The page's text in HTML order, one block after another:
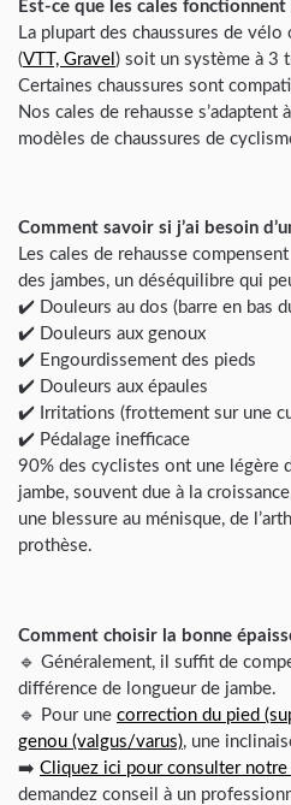
Est-ce que les cales fonctionnent
La plupart des chaussures de
(VTT, Gravel ) soit un système à 3
Certaines chaussures sont
Nos cales de rehausse s’adaptent
modèles de chaussures de
Comment savoir si j’ai besoin
Les cales de rehausse
des jambes, un déséquilibre qui
✔️ Douleurs au dos (barre en bas
✔️ Douleurs aux genoux
✔️ Engourdissement des pieds
✔️ Douleurs aux épaules
✔️ Irritations (frottement sur une
✔️ Pédalage inefficace
90% des cyclistes ont une légère
jambe, souvent due à la
une blessure au ménisque, de
prothèse.
Comment choisir la bonne
🔹 Généralement, il suffit de
différence de longueur de jambe.
🔹 Pour une correction du pied
genou (valgus/varus), une
➡️ Cliquez ici pour consulter
demandez conseil à un